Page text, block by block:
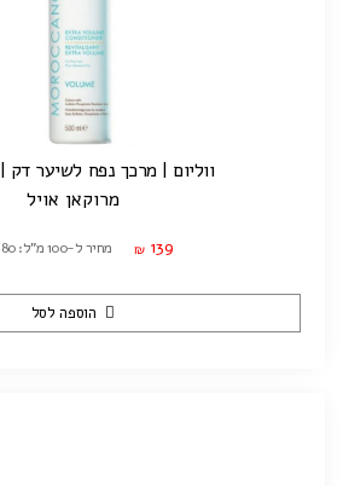
ווליום | מרכך נפח לשיער דק | 500 מ"ל
מרוקאן אויל
₪ 139 מחיר ל-100 מ"ל: ₪27.80
הוספה לסל